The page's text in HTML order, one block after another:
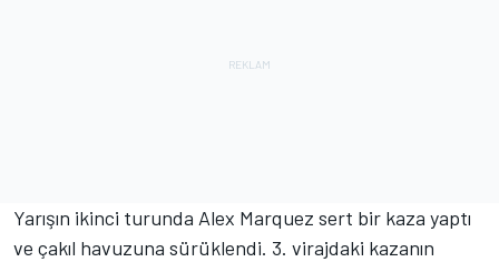
Yarışın ikinci turunda Alex Marquez sert bir kaza yaptı
ve çakıl havuzuna sürüklendi. 3. virajdaki kazanın